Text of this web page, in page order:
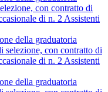
con contratto di
di n. 2 Assistenti
della graduatoria
selezione, con contratto di
di n. 2 Assistenti
della graduatoria